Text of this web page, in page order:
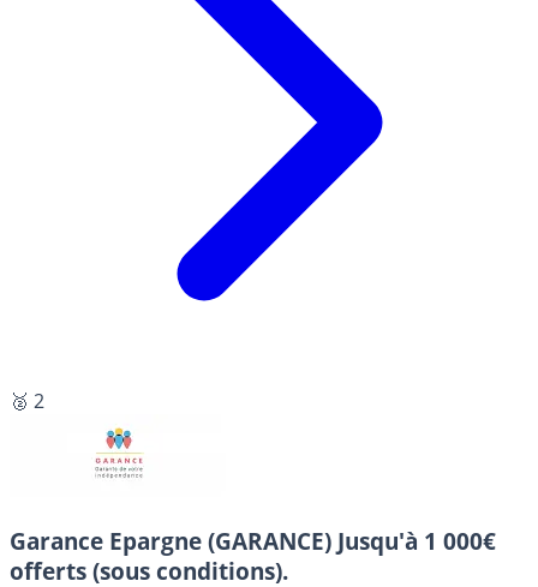
🥈 2
Garance Epargne (GARANCE) Jusqu'à 1 000€
offerts (sous conditions).